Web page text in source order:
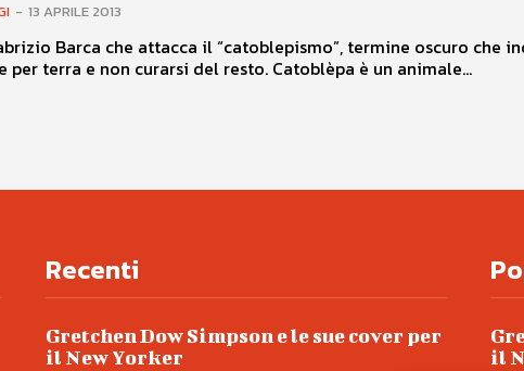
- 13 APRILE 2013
Barca che attacca il “catoblepismo”, termine oscuro che
il guardare per terra e non curarsi del resto. Catoblèpa è un animale...
Recenti
Gretchen Dow Simpson e le sue cover per
il New Yorker
il